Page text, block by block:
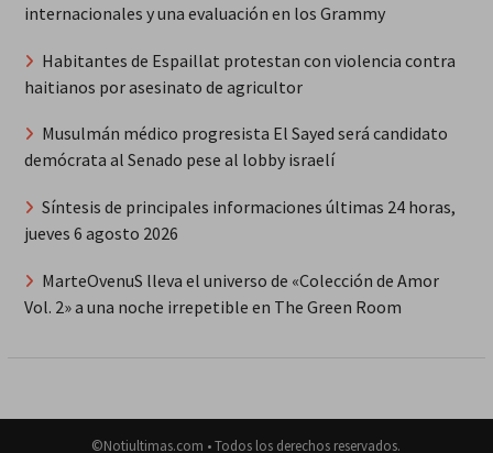
internacionales y una evaluación en los Grammy
Habitantes de Espaillat protestan con violencia contra
haitianos por asesinato de agricultor
Musulmán médico progresista El Sayed será candidato
demócrata al Senado pese al lobby israelí
Síntesis de principales informaciones últimas 24 horas,
jueves 6 agosto 2026
MarteOvenuS lleva el universo de «Colección de Amor
Vol. 2» a una noche irrepetible en The Green Room
©Notiultimas.com • Todos los derechos reservados.